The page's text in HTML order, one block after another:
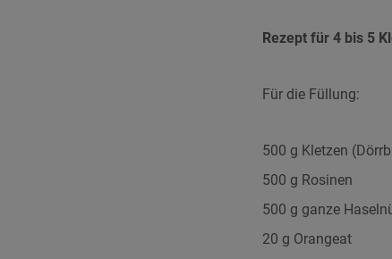
Rezept für 4 bis 5
Für die Füllung:
500 g Kletzen
500 g Rosinen
500 g ganze
20 g Orangeat